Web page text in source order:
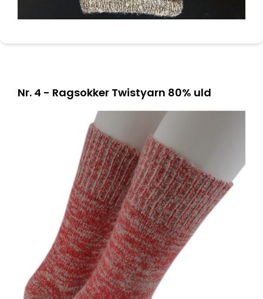
Nr. 4 - Ragsokker Twistyarn 80% uld